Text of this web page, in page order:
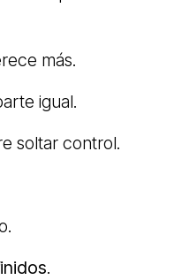
más.
igual.
soltar control.
.